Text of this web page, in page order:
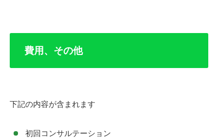
費用、その他
下記の内容が含まれます
初回コンサルテーション